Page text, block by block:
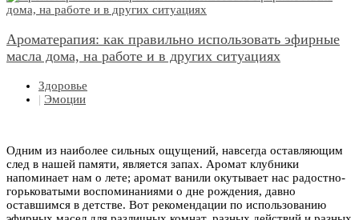
Ароматерапия: как правильно использовать эфирные
масла дома, на работе и в других ситуациях
Здоровье
| Эмоции
Одним из наиболее сильных ощущений, навсегда оставляющим
след в нашей памяти, является запах. Аромат клубники
напоминает нам о лете; аромат ванили окутывает нас радостно-
горьковатыми воспоминаниями о дне рождения, давно
оставшимся в детстве. Вот рекомендации по использованию